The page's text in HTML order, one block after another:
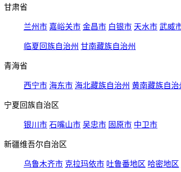
甘肃省
兰州市 嘉峪关市 金昌市 白银市 天水市 武威
临夏回族自治州 甘南藏族自治州
青海省
西宁市 海东市 海北藏族自治州 黄南藏族自治
宁夏回族自治区
银川市 石嘴山市 吴忠市 固原市 中卫市
新疆维吾尔自治区
乌鲁木齐市 克拉玛依市 吐鲁番地区 哈密地区